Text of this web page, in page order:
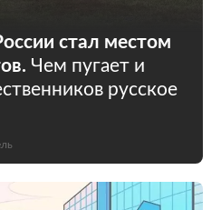
стал местом
Чем пугает и
русское